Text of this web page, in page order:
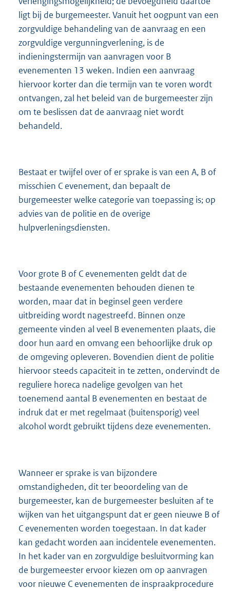
ligt bij de burgemeester. Vanuit het oogpunt van een
zorgvuldige behandeling van de aanvraag en een
zorgvuldige vergunningverlening, is de
indieningstermijn van aanvragen voor B
evenementen 13 weken. Indien een aanvraag
hiervoor korter dan die termijn van te voren wordt
ontvangen, zal het beleid van de burgemeester zijn
om te beslissen dat de aanvraag niet wordt
behandeld.
Bestaat er twijfel over of er sprake is van een A, B of
misschien C evenement, dan bepaalt de
burgemeester welke categorie van toepassing is; op
advies van de politie en de overige
hulpverleningsdiensten.
Voor grote B of C evenementen geldt dat de
bestaande evenementen behouden dienen te
worden, maar dat in beginsel geen verdere
uitbreiding wordt nagestreefd. Binnen onze
gemeente vinden al veel B evenementen plaats, die
door hun aard en omvang een behoorlijke druk op
de omgeving opleveren. Bovendien dient de politie
hiervoor steeds capaciteit in te zetten, ondervindt de
reguliere horeca nadelige gevolgen van het
toenemend aantal B evenementen en bestaat de
indruk dat er met regelmaat (buitensporig) veel
alcohol wordt gebruikt tijdens deze evenementen.
Wanneer er sprake is van bijzondere
omstandigheden, dit ter beoordeling van de
burgemeester, kan de burgemeester besluiten af te
wijken van het uitgangspunt dat er geen nieuwe B of
C evenementen worden toegestaan. In dat kader
kan gedacht worden aan incidentele evenementen.
In het kader van en zorgvuldige besluitvorming kan
de burgemeester ervoor kiezen om op aanvragen
voor nieuwe C evenementen de inspraakprocedure